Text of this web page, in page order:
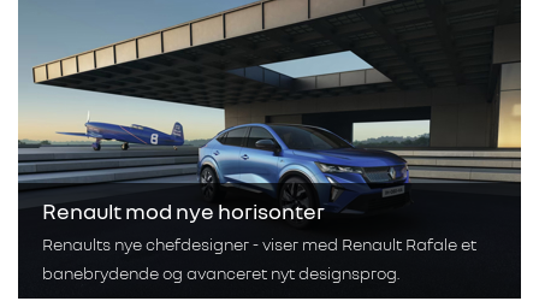
Renault mod nye horisonter
Renaults nye chefdesigner - viser med Renault Rafale et
banebrydende og avanceret nyt designsprog.